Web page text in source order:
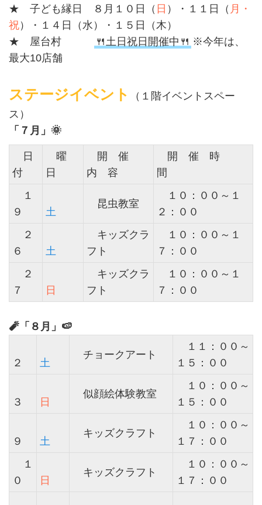
★ 子ども縁日 ８月１０日（ 日 ）・１１日（ 月・
祝）・１４日（水）・１５日（木）
★ 屋台村
🍴土日祝日開催中🍴 ※今年は、
最大10店舗
ステージイベント
（１階イベントスペー
ス）
「７月」🌞
日
付
曜
日
開 催
内 容
開 催 時
間
１
９
土
昆虫教室
１０：００～１
２：００
２
６
土
キッズクラ
フト
１０：００～１
７：００
２
７
日
キッズクラ
フト
１０：００～１
７：００
🧨「８月」🍉
２ 土
チョークアート
１１：００～
１５：００
３ 日
似顔絵体験教室
１０：００～
１５：００
９ 土
キッズクラフト
１０：００～
１７：００
１
０
日
キッズクラフト
１０：００～
１７：００